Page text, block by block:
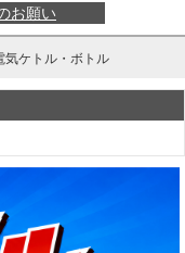
お願い
気ケトル・ボトル